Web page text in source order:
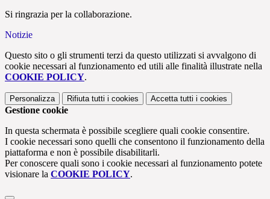
Si ringrazia per la collaborazione.
Notizie
Questo sito o gli strumenti terzi da questo utilizzati si avvalgono di
cookie necessari al funzionamento ed utili alle finalità illustrate nella
COOKIE POLICY.
Personalizza Rifiuta tutti i cookies Accetta tutti i cookies
Gestione cookie
In questa schermata è possibile scegliere quali cookie consentire.
I cookie necessari sono quelli che consentono il funzionamento della
piattaforma e non è possibile disabilitarli.
Per conoscere quali sono i cookie necessari al funzionamento potete
visionare la COOKIE POLICY.